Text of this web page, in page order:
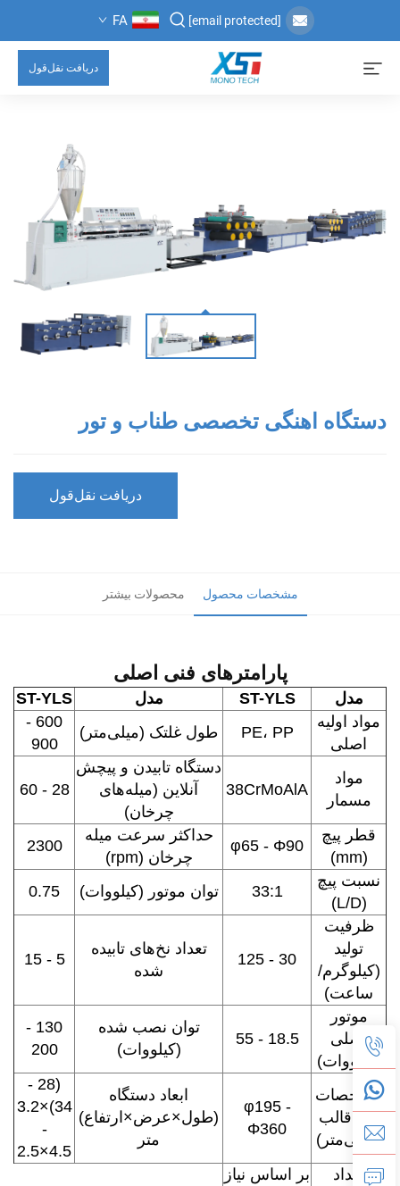
[email protected]
FA
دریافت نقل‌قول
دستگاه اهنگی تخصصی طناب و تور
دریافت نقل‌قول
مشخصات محصول محصولات بیشتر
پارامترهای فنی اصلی
مدل ST-YLS مدل
ST-YLS
مواد اولیه
اصلی
PE، PP طول غلتک (میلی‌متر)
600 -
900
مواد
مسمار
38CrMoAlA
دستگاه تابیدن و پیچش
آنلاین (میله‌های
چرخان)
28 - 60
قطر پیچ
(mm)
φ65 - Φ90
حداکثر سرعت میله
چرخان (rpm)
2300
نسبت پیچ
(L/D)
33:1 توان موتور (کیلووات)
0.75
ظرفیت
تولید
(کیلوگرم/
ساعت)
30 - 125
تعداد نخ‌های تابیده
شده
5 - 15
موتور
اصلی
(کیلووات)
18.5 - 55
توان نصب شده
(کیلووات)
130 -
200
مشخصات
سر قالب
(میلی‌متر)
φ195 -
Φ360
ابعاد دستگاه
(طول×عرض×ارتفاع)
متر
(28 -
34)×3.2
-
4.5×2.5
تعداد
بر اساس نیاز